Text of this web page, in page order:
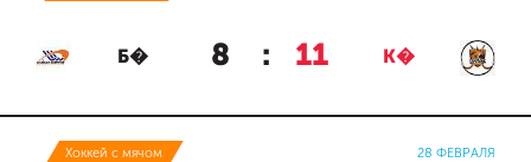
Б� 8 : 11 К�
Хоккей с мячом 28 ФЕВРАЛЯ